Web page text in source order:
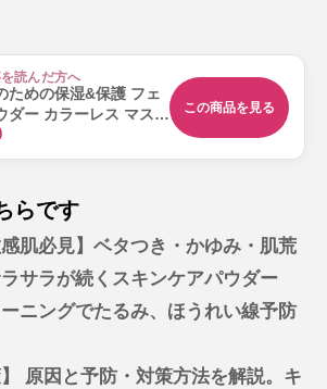
読んだ方へ
ための保湿&保護 フェ
ダー カラーレス マスク
くい シャレコレスキュ
ダー 12g（パフ付）
この商品を見る
らです
感肌必見】ベタつき・かゆみ・肌荒
サラが続くスキンケアパウダー
ニングでたるみ、ほうれい線予防
】 原因と予防・対策方法を解説。キ